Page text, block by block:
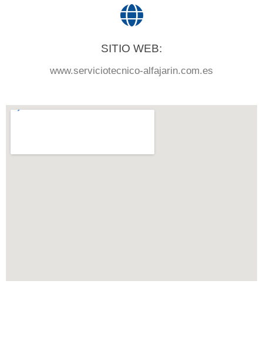
SITIO WEB:
www.serviciotecnico-alfajarin.com.es